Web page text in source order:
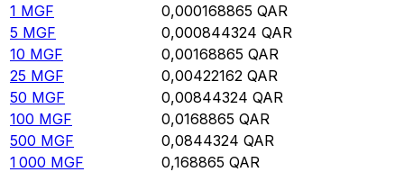
1 MGF 0,000168865 QAR
5 MGF 0,000844324 QAR
10 MGF 0,00168865 QAR
25 MGF 0,00422162 QAR
50 MGF 0,00844324 QAR
100 MGF 0,0168865 QAR
500 MGF 0,0844324 QAR
1 000 MGF 0,168865 QAR